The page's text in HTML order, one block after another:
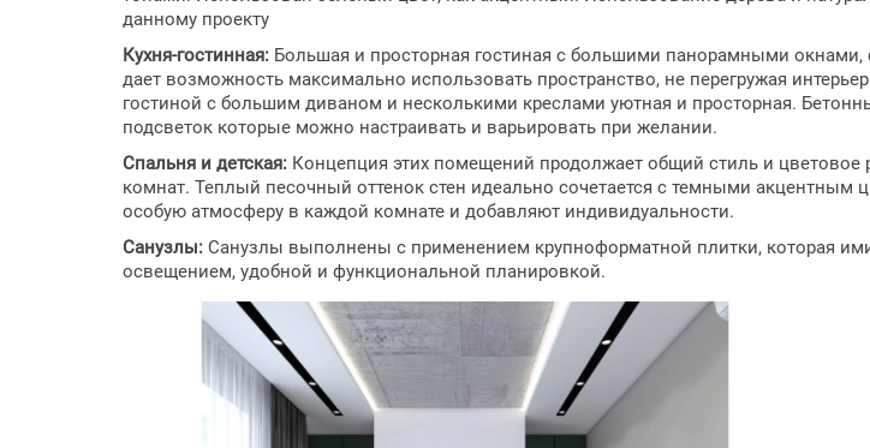
данному проекту
Кухня-гостинная: Большая и просторная гостиная с большими панорамными
дает возможность максимально использовать пространство, не перегружая
гостиной с большим диваном и несколькими креслами уютная и просторная.
подсветок которые можно настраивать и варьировать при желании.
Спальня и детская: Концепция этих помещений продолжает общий стиль и
комнат. Теплый песочный оттенок стен идеально сочетается с темными
особую атмосферу в каждой комнате и добавляют индивидуальности.
Санузлы: Санузлы выполнены с применением крупноформатной плитки, которая
освещением, удобной и функциональной планировкой.